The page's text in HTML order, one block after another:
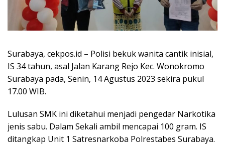
Surabaya, cekpos.id – Polisi bekuk wanita cantik inisial,
IS 34 tahun, asal Jalan Karang Rejo Kec. Wonokromo
Surabaya pada, Senin, 14 Agustus 2023 sekira pukul
17.00 WIB.
Lulusan SMK ini diketahui menjadi pengedar Narkotika
jenis sabu. Dalam Sekali ambil mencapai 100 gram. IS
ditangkap Unit 1 Satresnarkoba Polrestabes Surabaya.